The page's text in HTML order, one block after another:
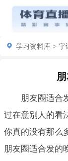
学习资料库 > 字
朋友圈适合
过在意别人的看
你真的没有那么
朋友圈适合发的